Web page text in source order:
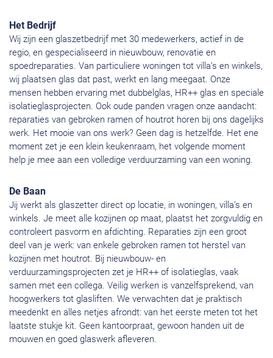
Het Bedrijf
Wij zijn een glaszetbedrijf met 30 medewerkers, actief in de
regio, en gespecialiseerd in nieuwbouw, renovatie en
spoedreparaties. Van particuliere woningen tot villa’s en winkels,
wij plaatsen glas dat past, werkt en lang meegaat. Onze
mensen hebben ervaring met dubbelglas, HR++ glas en speciale
isolatieglasprojecten. Ook oude panden vragen onze aandacht:
reparaties van gebroken ramen of houtrot horen bij ons dagelijks
werk. Het mooie van ons werk? Geen dag is hetzelfde. Het ene
moment zet je een klein keukenraam, het volgende moment
help je mee aan een volledige verduurzaming van een woning.
De Baan
Jij werkt als glaszetter direct op locatie, in woningen, villa’s en
winkels. Je meet alle kozijnen op maat, plaatst het zorgvuldig en
controleert pasvorm en afdichting. Reparaties zijn een groot
deel van je werk: van enkele gebroken ramen tot herstel van
kozijnen met houtrot. Bij nieuwbouw- en
verduurzamingsprojecten zet je HR++ of isolatieglas, vaak
samen met een collega. Veilig werken is vanzelfsprekend, van
hoogwerkers tot glasliften. We verwachten dat je praktisch
meedenkt en alles netjes afrondt: van het eerste meten tot het
laatste stukje kit. Geen kantoorpraat, gewoon handen uit de
mouwen en goed glaswerk afleveren.